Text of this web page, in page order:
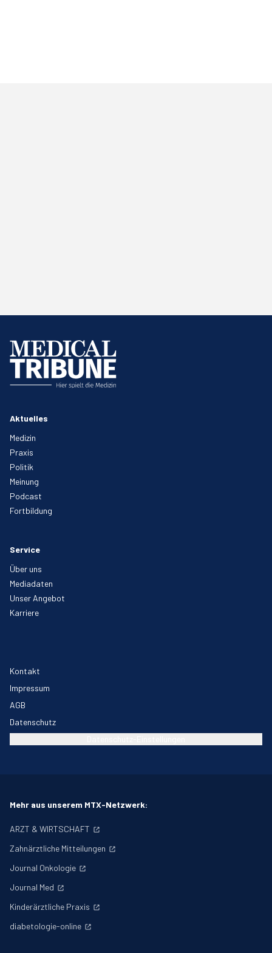
Aktuelles
Medizin
Praxis
Politik
Meinung
Podcast
Fortbildung
Service
Über uns
Mediadaten
Unser Angebot
Karriere
Kontakt
Impressum
AGB
Datenschutz
Mehr aus unserem MTX-Netzwerk:
ARZT & WIRTSCHAFT
Zahnärztliche Mitteilungen
Journal Onkologie
Journal Med
Kinderärztliche Praxis
diabetologie-online